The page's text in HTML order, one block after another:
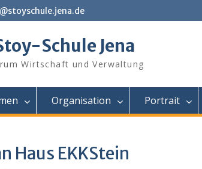
Schule Jena
Wirtschaft und Verwaltung
Organisation Portrait
Haus EKKStein